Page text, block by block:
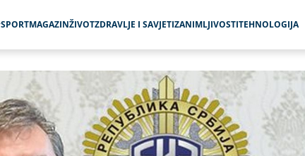
SPORTMAGAZINŽIVOTZDRAVLJE I SAVJETIZANIMLJIVOSTITEHNOLOGIJA